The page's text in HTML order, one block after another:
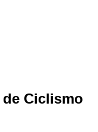
Ciclismo